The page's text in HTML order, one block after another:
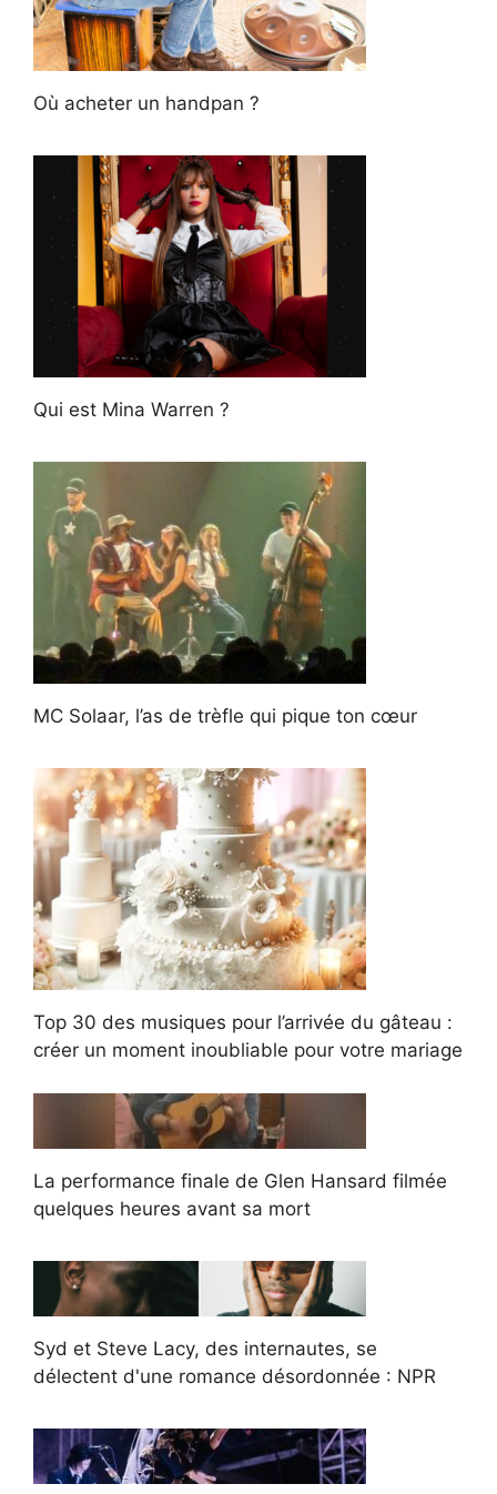
Où acheter un handpan ?
Qui est Mina Warren ?
MC Solaar, l’as de trèfle qui pique ton cœur
Top 30 des musiques pour l’arrivée du gâteau :
créer un moment inoubliable pour votre mariage
La performance finale de Glen Hansard filmée
quelques heures avant sa mort
Syd et Steve Lacy, des internautes, se
délectent d'une romance désordonnée : NPR